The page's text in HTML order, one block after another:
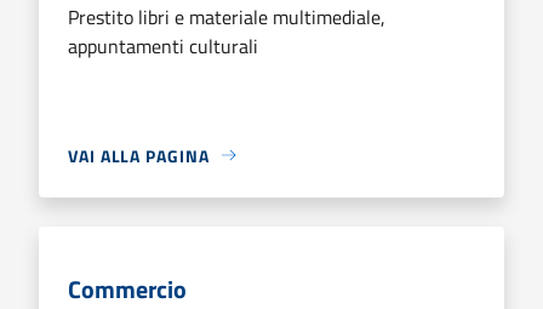
Prestito libri e materiale multimediale,
appuntamenti culturali
VAI ALLA PAGINA
Commercio